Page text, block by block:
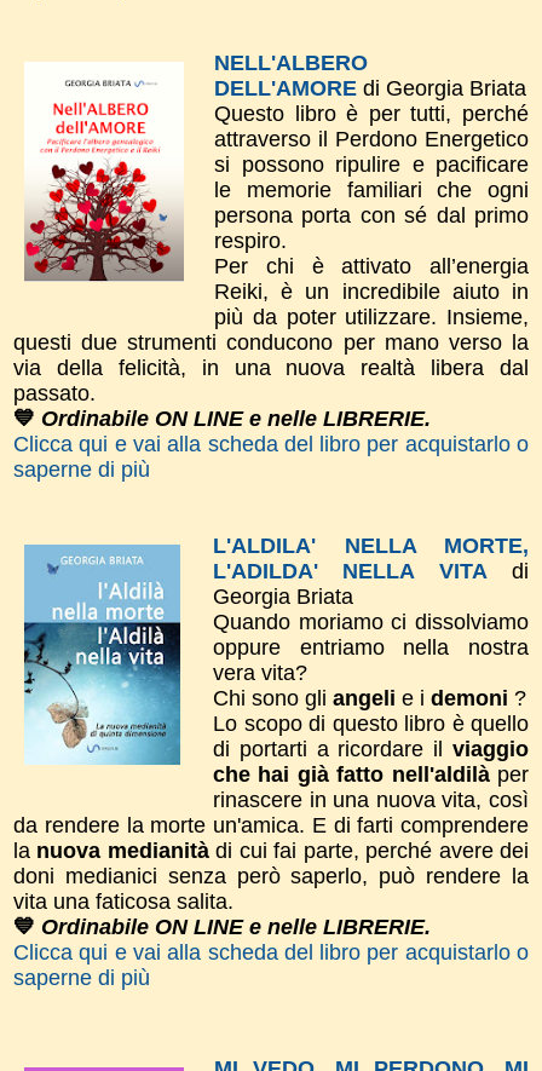
NELL'ALBERO
DELL'AMORE di Georgia Briata
Questo libro è per tutti, perché
attraverso il Perdono Energetico
si possono ripulire e pacificare
le memorie familiari che ogni
persona porta con sé dal primo
respiro.
Per chi è attivato all’energia
Reiki, è un incredibile aiuto in
più da poter utilizzare. Insieme,
questi due strumenti conducono per mano verso la
via della felicità, in una nuova realtà libera dal
passato.
💙 Ordinabile ON LINE e nelle LIBRERIE.
Clicca qui e vai alla scheda del libro per acquistarlo o
saperne di più
L'ALDILA' NELLA MORTE,
L'ADILDA' NELLA VITA di
Georgia Briata
Quando moriamo ci dissolviamo
oppure entriamo nella nostra
vera vita?
Chi sono gli angeli e i demoni ?
Lo scopo di questo libro è quello
di portarti a ricordare il viaggio
che hai già fatto nell'aldilà per
rinascere in una nuova vita, così
da rendere la morte un'amica. E di farti comprendere
la nuova medianitàdi cui fai parte, perché avere dei
doni medianici senza però saperlo, può rendere la
vita una faticosa salita.
💙 Ordinabile ON LINE e nelle LIBRERIE.
Clicca qui e vai alla scheda del libro per acquistarlo o
saperne di più